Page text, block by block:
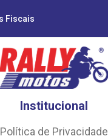
Fiscais
Institucional
Política de Privacidade